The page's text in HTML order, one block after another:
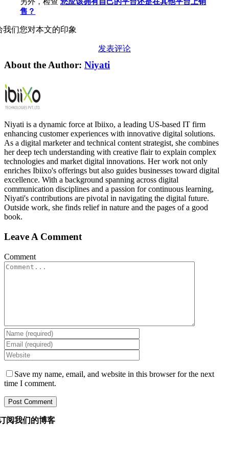
另外，检查您应该拥有自己的平台还是在其他平台上销
售？
我们您对本文的印象
发表评论
About the Author: Niyati
Niyati is a dynamic force at Ibiixo, a leading US-based IT firm
enhancing customer experiences with innovative digital solutions.
As a digital marketer and technical content strategist, she combines
her deep tech understanding with creative flair to explain complex
technologies and market digital innovations. Her work not only
enriches Ibiixo's offerings but also guides businesses toward digital
excellence. With a background spanning across digital
communication disciplines and a passion for continuous learning,
Niyati's contributions are pivotal in navigating the digital future.
Outside work, she finds relief in nature and the pages of a good
book.
Leave A Comment
Comment
Save my name, email, and website in this browser for the next
time I comment.
阅我们的博客